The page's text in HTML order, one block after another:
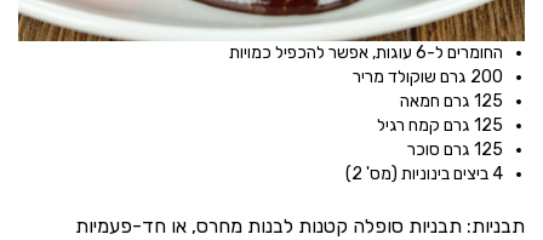
החומרים ל-6 עוגות, אפשר להכפיל כמויות
200 גרם שוקולד מריר
125 גרם חמאה
125 גרם קמח רגיל
125 גרם סוכר
4 ביצים בינוניות (מס' 2)
תבניות: תבניות סופלה קטנות לבנות מחרס, או חד-פעמיות